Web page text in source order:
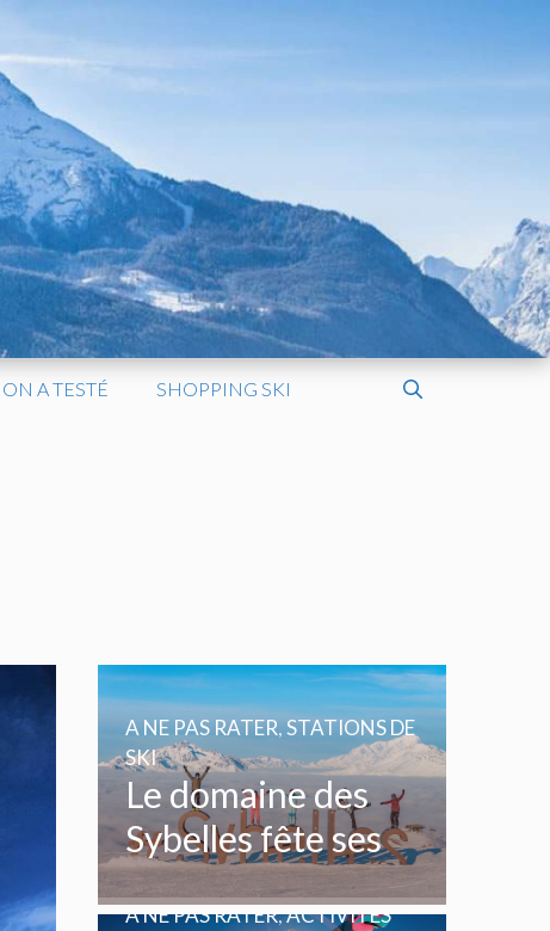
ON A TESTÉ SHOPPING SKI
Le domaine des
Sybelles fête ses
20 ans
A NE PAS RATER,STATIONS DE
SKI
A NE PAS RATER,ACTIVITÉS